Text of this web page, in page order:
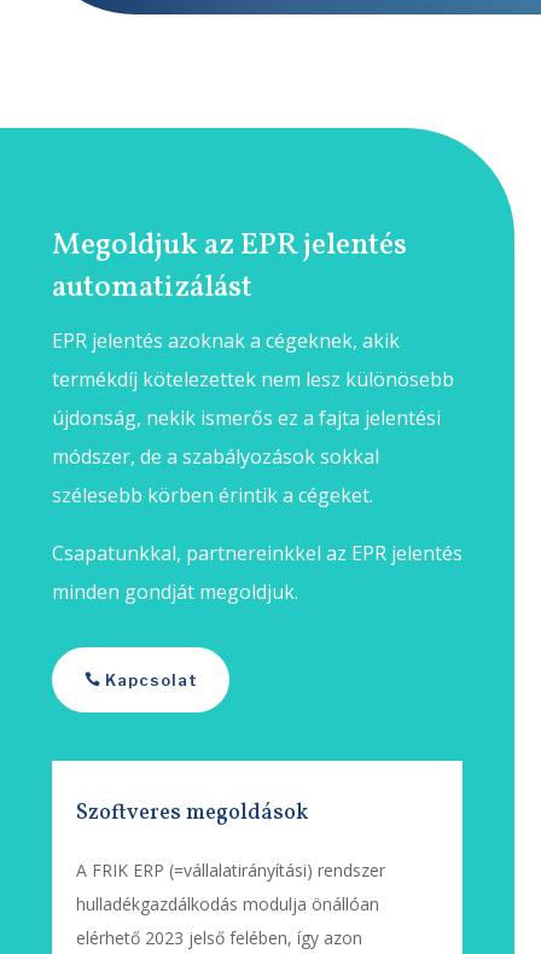
Megoldjuk az EPR jelentés
automatizálást
EPR jelentés azoknak a cégeknek, akik
termékdíj kötelezettek nem lesz különösebb
újdonság, nekik ismerős ez a fajta jelentési
módszer, de a szabályozások sokkal
szélesebb körben érintik a cégeket.
Csapatunkkal, partnereinkkel az EPR jelentés
minden gondját megoldjuk.
Kapcsolat
Szoftveres megoldások
A FRIK ERP (=vállalatirányítási) rendszer
hulladékgazdálkodás modulja önállóan
elérhető 2023 jelső felében, így azon